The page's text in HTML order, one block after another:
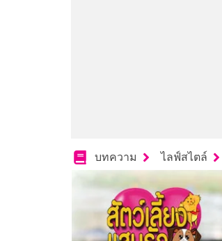
บทความ ไลฟ์สไตล์